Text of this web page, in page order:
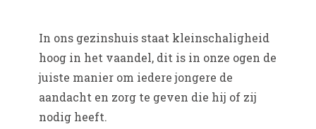
In ons gezinshuis staat kleinschaligheid
hoog in het vaandel, dit is in onze ogen de
juiste manier om iedere jongere de
aandacht en zorg te geven die hij of zij
nodig heeft.